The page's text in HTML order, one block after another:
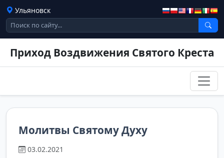
Ульяновск
Приход Воздвижения Святого Креста
Молитвы Святому Духу
03.02.2021